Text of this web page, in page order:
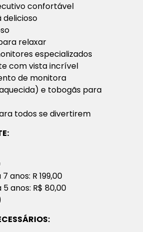
confortável
delicioso
relaxar
especializados
com vista incrível
de monitora
e tobogãs para
todos se divertirem
anos: R 199,00
anos: R$ 80,00